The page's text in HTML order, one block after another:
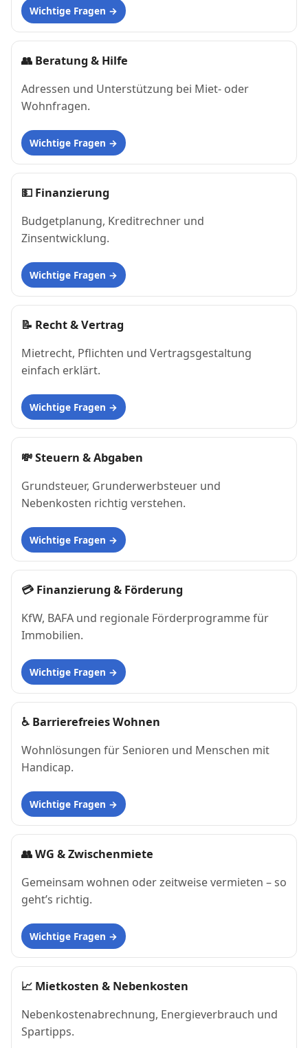
Wichtige Fragen
👥 Beratung & Hilfe
Adressen und Unterstützung bei Miet- oder
Wohnfragen.
Wichtige Fragen
💵 Finanzierung
Budgetplanung, Kreditrechner und
Zinsentwicklung.
Wichtige Fragen
📝 Recht & Vertrag
Mietrecht, Pflichten und Vertragsgestaltung
einfach erklärt.
Wichtige Fragen
💸Steuern & Abgaben
Grundsteuer, Grunderwerbsteuer und
Nebenkosten richtig verstehen.
Wichtige Fragen
💳 Finanzierung & Förderung
KfW, BAFA und regionale Förderprogramme für
Immobilien.
Wichtige Fragen
♿ Barrierefreies Wohnen
Wohnlösungen für Senioren und Menschen mit
Handicap.
Wichtige Fragen
👥WG & Zwischenmiete
Gemeinsam wohnen oder zeitweise vermieten – so
geht’s richtig.
Wichtige Fragen
📈 Mietkosten & Nebenkosten
Nebenkostenabrechnung, Energieverbrauch und
Spartipps.